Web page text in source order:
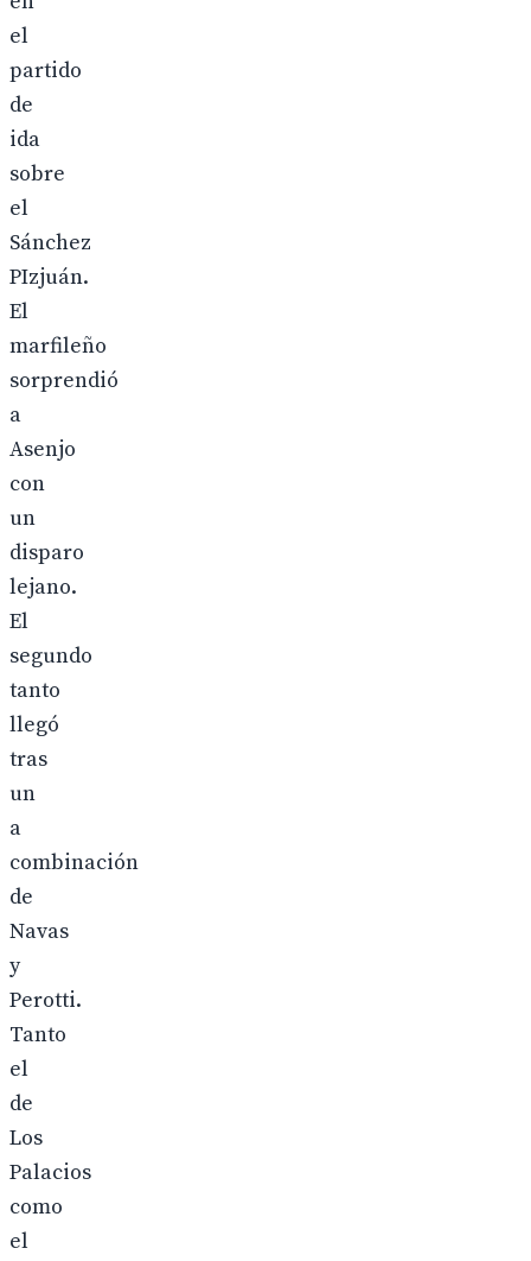
el
partido
de
ida
sobre
el
Sánchez
PIzjuán.
El
marfileño
sorprendió
a
Asenjo
con
un
disparo
lejano.
El
segundo
tanto
llegó
tras
un
a
combinación
de
Navas
y
Perotti.
Tanto
el
de
Los
Palacios
como
el